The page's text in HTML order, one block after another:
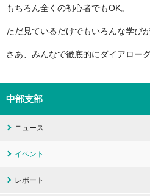
もちろん全くの初心者でもOK。
ただ見ているだけでもいろんな学び
さあ、 みんなで徹底的にダイアロー
中部支部
ニュース
イベント
レポート